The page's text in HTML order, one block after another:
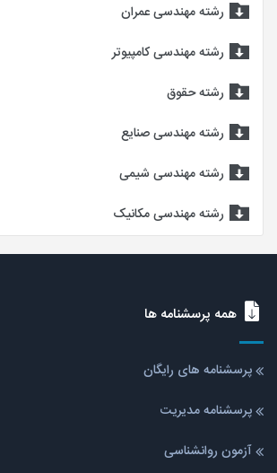
رشته مهندسی عمران
رشته مهندسی کامپیوتر
رشته حقوق
رشته مهندسی صنایع
رشته مهندسی شیمی
رشته مهندسی مکانیک
همه پرسشنامه ها
پرسشنامه های رایگان
پرسشنامه مدیریت
آزمون روانشناسی